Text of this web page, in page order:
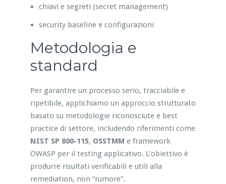
chiavi e segreti (secret management)
security baseline e configurazioni
Metodologia e
standard
Per garantire un processo serio, tracciabile e
ripetibile, applichiamo un approccio strutturato
basato su metodologie riconosciute e best
practice di settore, includendo riferimenti come
NIST SP 800-115, OSSTMM e framework
OWASP per il testing applicativo. L’obiettivo è
produrre risultati verificabili e utili alla
remediation, non “rumore”.